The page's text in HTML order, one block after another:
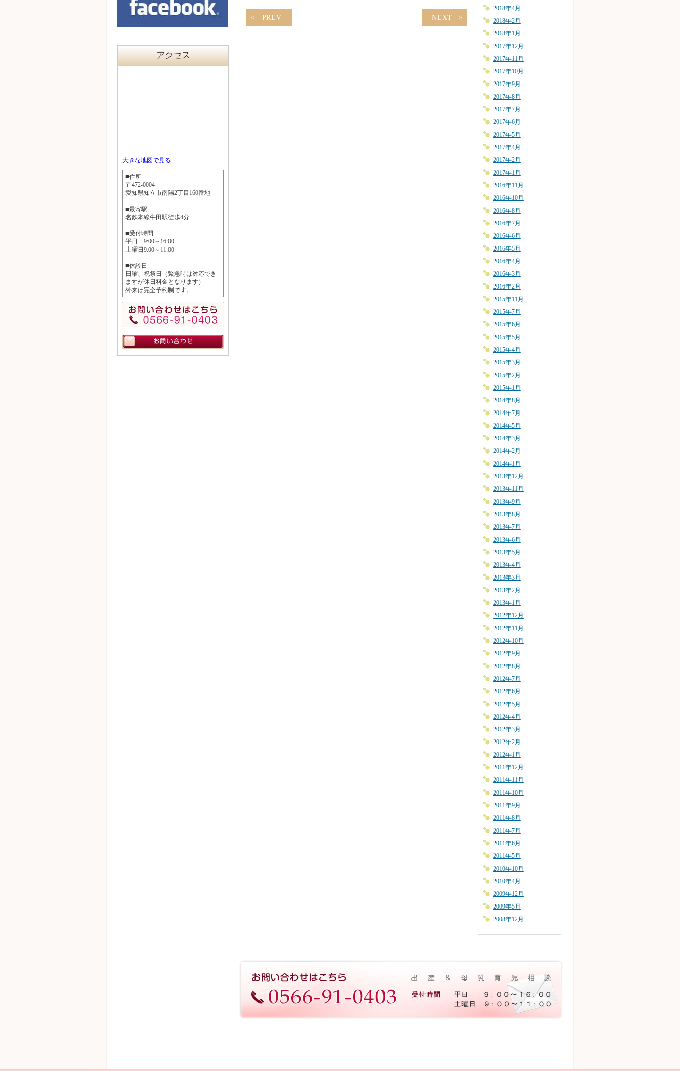
PREV NEXT
2018年4月
2018年2月
2018年1月
2017年12月
2017年11月
2017年10月
2017年9月
2017年8月
2017年7月
2017年6月
2017年5月
2017年4月
2017年2月
2017年1月
2016年11月
2016年10月
2016年8月
2016年7月
2016年6月
2016年5月
2016年4月
2016年3月
2016年2月
2015年11月
2015年7月
2015年6月
2015年5月
2015年4月
2015年3月
2015年2月
2015年1月
2014年8月
2014年7月
2014年5月
2014年3月
2014年2月
2014年1月
2013年12月
2013年11月
2013年9月
2013年8月
2013年7月
2013年6月
2013年5月
2013年4月
2013年3月
2013年2月
2013年1月
2012年12月
2012年11月
2012年10月
2012年9月
2012年8月
2012年7月
2012年6月
2012年5月
2012年4月
2012年3月
2012年2月
2012年1月
2011年12月
2011年11月
2011年10月
2011年9月
2011年8月
2011年7月
2011年6月
2011年5月
2010年10月
2010年4月
2009年12月
2009年5月
2008年12月
大きな地図で見る
■住所
〒472-0004
愛知県知立市南陽2丁目160番地
■最寄駅
名鉄本線牛田駅徒歩4分
■受付時間
平日 9:00～16:00
土曜日9:00～11:00
■休診日
日曜、祝祭日（緊急時は対応でき
ますが休日料金となります）
外来は完全予約制です。